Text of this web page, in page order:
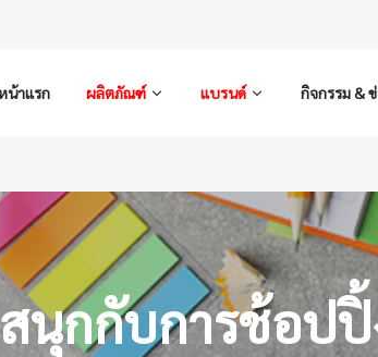
น้าแรก ผลิตภัณฑ์ แบรนด์ กิจกรรม &
สนุกกับการช้อป